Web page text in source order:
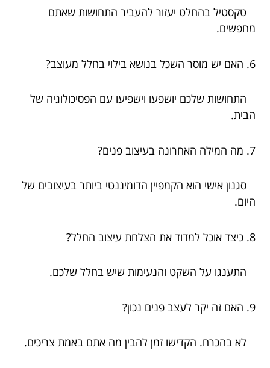
טקסטיל בהחלט יעזור להעביר התחושות שאתם
מחפשים.
6. האם יש מוסר השכל בנושא בילוי בחלל מעוצב?
התחושות שלכם יושפעו וישפיעו עם הפסיכולוגיה של
הבית.
7. מה המילה האחרונה בעיצוב פנים?
סגנון אישי הוא הקמפיין הדומיננטי ביותר בעיצובים של
היום.
8. כיצד אוכל למדוד את הצלחת עיצוב החלל?
התענגו על השקט והנעימות שיש בחלל שלכם.
9. האם זה יקר לעצב פנים נכון?
לא בהכרח. הקדישו זמן להבין מה אתם באמת צריכים.